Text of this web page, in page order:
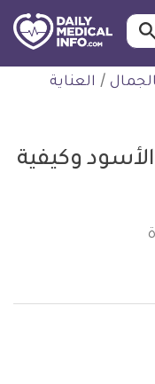
طبية
/ العناية
وكيفية